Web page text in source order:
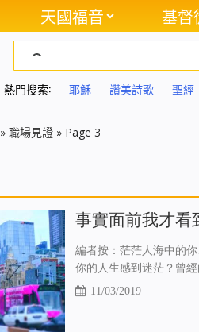
天國福音 基督
熱門搜索: 耶穌 讚美詩歌 聖經
» 職場見證 » Page 3
事實面前我才看
編者按：茫茫人海中的
你的人生感到迷茫？曾
11/03/2019